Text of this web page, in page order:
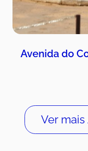
Avenida do
Ver